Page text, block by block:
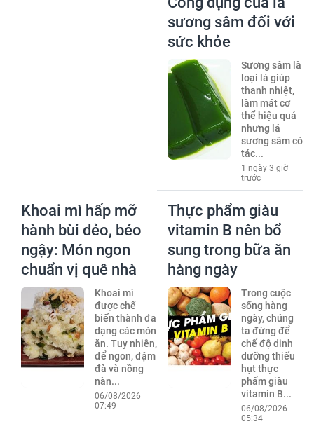
sương sâm đối với
sức khỏe
Sương sâm là
loại lá giúp
thanh nhiệt,
làm mát cơ
thể hiệu quả
nhưng lá
sương sâm có
tác...
1 ngày 3 giờ
trước
Khoai mì hấp mỡ
hành bùi dẻo, béo
ngậy: Món ngon
chuẩn vị quê nhà
Khoai mì
được chế
biến thành đa
dạng các món
ăn. Tuy nhiên,
để ngon, đậm
đà và nồng
nàn...
06/08/2026
07:49
Thực phẩm giàu
vitamin B nên bổ
sung trong bữa ăn
hàng ngày
Trong cuộc
sống hàng
ngày, chúng
ta đừng để
chế độ dinh
dưỡng thiếu
hụt thực
phẩm giàu
vitamin B...
06/08/2026
05:34